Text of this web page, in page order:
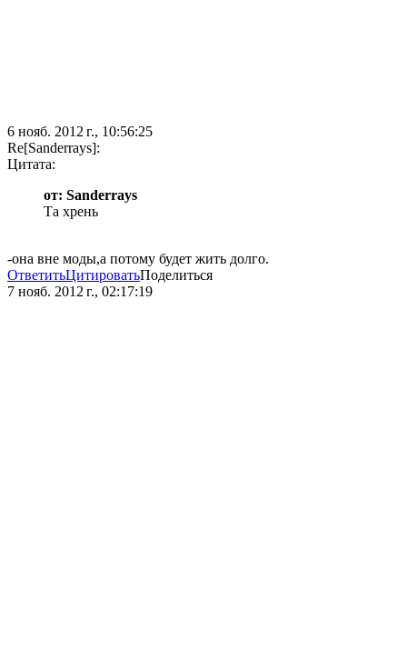
6 нояб. 2012 г., 10:56:25
Re[Sanderrays]:
Цитата:
от: Sanderrays
Та хрень
-она вне моды,а потому будет жить долго.
ОтветитьЦитироватьПоделиться
7 нояб. 2012 г., 02:17:19